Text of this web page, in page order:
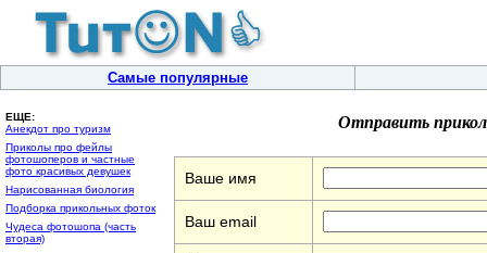
Самые популярные
ЕЩЕ:
Анекдот про туризм
Приколы про фейлы
фотошоперов и частные
фото красивых девушек
Нарисованная биология
Подборка прикольных фоток
Чудеса фотошопа (часть
вторая)
Отправить
Ваше имя
Ваш email